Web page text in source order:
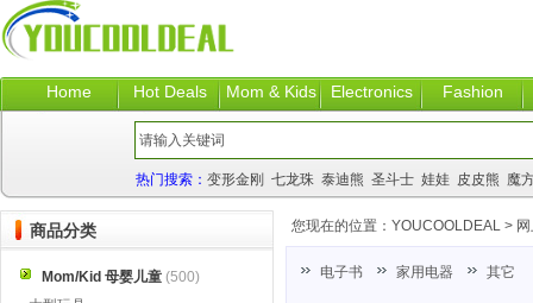
Home Hot Deals Mom & Kids Electronics Fashion
热门搜索： 变形金刚 七龙珠 泰迪熊 圣斗士 娃娃 皮皮熊 魔
您现在的位置： YOUCOOLDEAL >
电子书 家用电器 其它
商品分类
Mom/Kid 母婴儿童 (500)